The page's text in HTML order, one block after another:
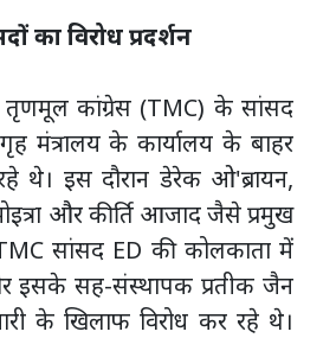
का विरोध प्रदर्शन
कांग्रेस (TMC) के सांसद
मंत्रालय के कार्यालय के बाहर
थे। इस दौरान डेरेक ओ'ब्रायन,
और कीर्ति आजाद जैसे प्रमुख
सांसद ED की कोलकाता में
इसके सह-संस्थापक प्रतीक जैन
के खिलाफ विरोध कर रहे थे।